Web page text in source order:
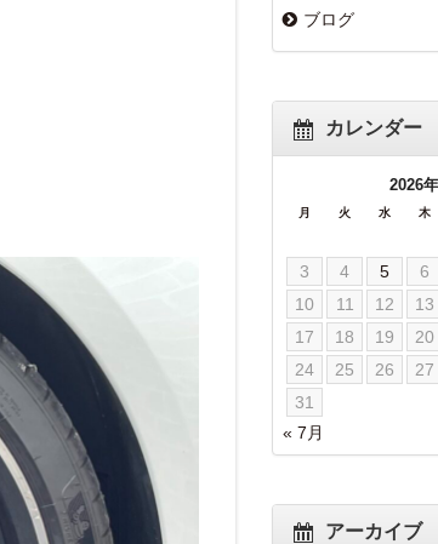
ブログ
カレンダー
2026
月 火 水 木
3
4 5 6
10
11 12 13
17
18 19 20
24
25 26 27
31
« 7月
アーカイブ